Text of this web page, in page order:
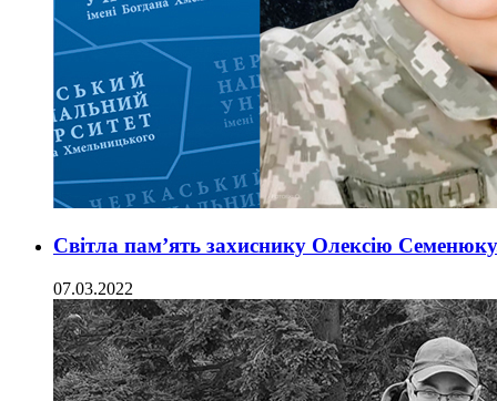
Світла пам’ять захиснику Олексію
07.03.2022